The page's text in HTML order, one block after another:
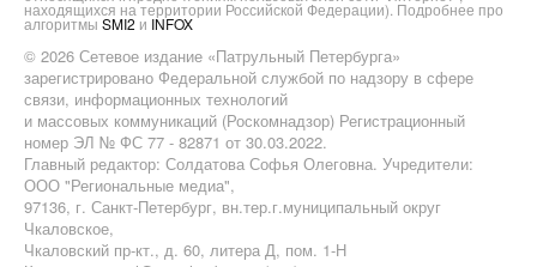
находящихся на территории Российской Федерации). Подробнее про
алгоритмы SMI2 и INFOX
© 2026 Сетевое издание «Патрульный Петербурга»
зарегистрировано Федеральной службой по надзору в сфере
связи, информационных технологий
и массовых коммуникаций (Роскомнадзор) Регистрационный
номер ЭЛ № ФС 77 - 82871 от 30.03.2022.
Главный редактор: Солдатова Софья Олеговна. Учредители:
ООО "Региональные медиа",
97136, г. Санкт-Петербург, вн.тер.г.муниципальный округ
Чкаловское,
Чкаловский пр-кт., д. 60, литера Д, пом. 1-Н